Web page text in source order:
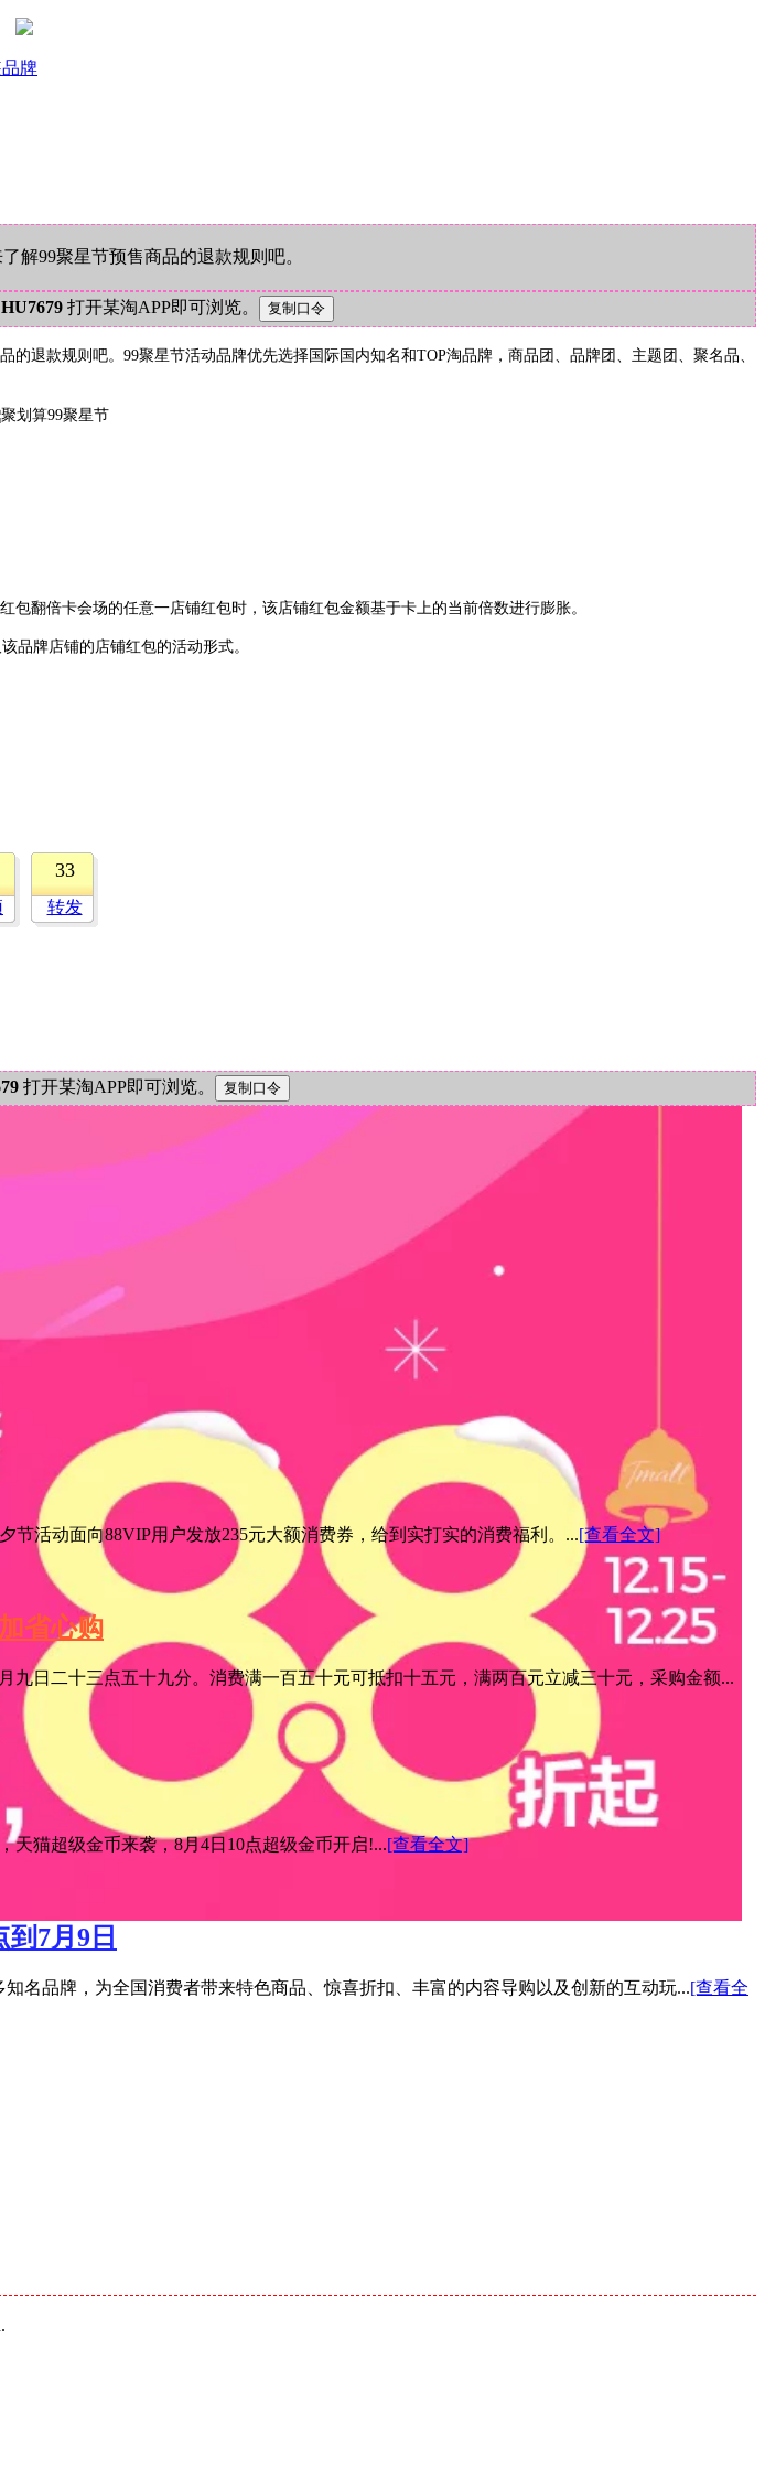
牌
解99聚星节预售商品的退款规则吧。
打开某淘APP即可浏览。
的退款规则吧。 99聚星节活动品牌优先选择国际国内知名和TOP淘品牌，商品团、品牌团、主题团、聚名品、
翻倍卡会场的任意一店铺红包时，该店铺红包金额基于卡上的当前倍数进行膨胀。
品牌店铺的店铺红包的活动形式。
33
转发
打开某淘APP即可浏览。
节活动面向88VIP用户发放235元大额消费券，给到实打实的消费福利。...[查看全文]
省心购
日二十三点五十九分。消费满一百五十元可抵扣十五元，满两百元立减三十元，采购金额...
天猫超级金币来袭，8月4日10点超级金币开启!...[查看全文]
7月9日
名品牌，为全国消费者带来特色商品、惊喜折扣、丰富的内容导购以及创新的互动玩...[查看全